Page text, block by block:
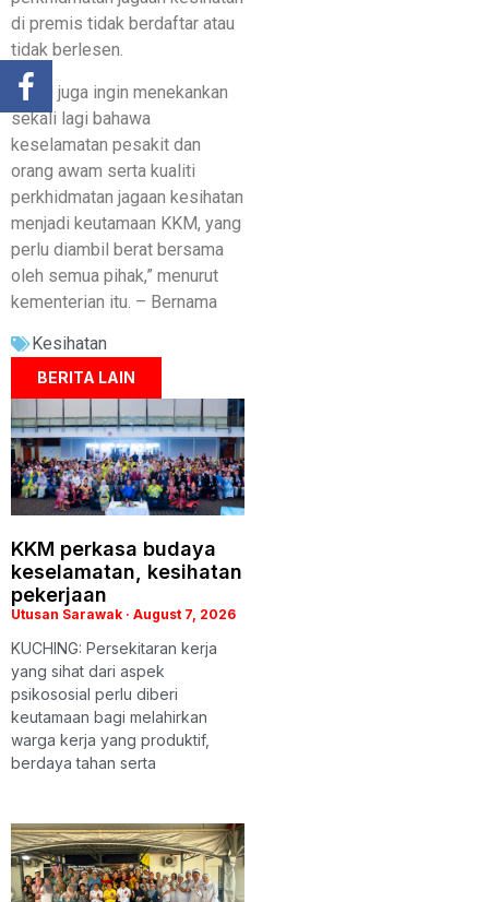
di premis tidak berdaftar atau
tidak berlesen.
“KKM juga ingin menekankan
sekali lagi bahawa
keselamatan pesakit dan
orang awam serta kualiti
perkhidmatan jagaan kesihatan
menjadi keutamaan KKM, yang
perlu diambil berat bersama
oleh semua pihak,” menurut
kementerian itu. – Bernama
Kesihatan
BERITA LAIN
KKM perkasa budaya
keselamatan, kesihatan
pekerjaan
Utusan Sarawak August 7, 2026
KUCHING: Persekitaran kerja
yang sihat dari aspek
psikososial perlu diberi
keutamaan bagi melahirkan
warga kerja yang produktif,
berdaya tahan serta